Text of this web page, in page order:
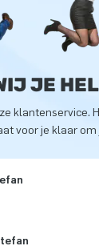
JE
klantenservice.
voor je klaar om